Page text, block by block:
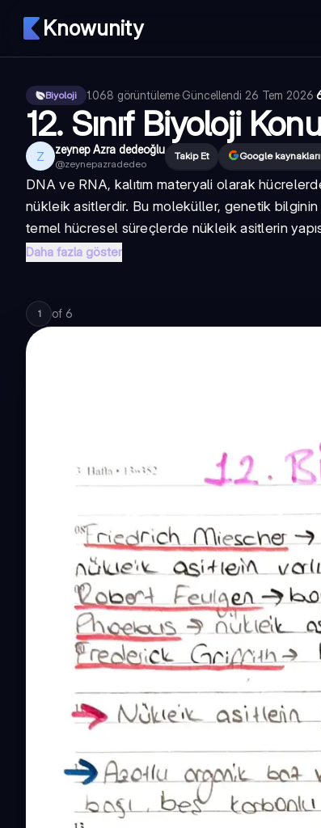
Knowunity
Biyoloji 1.068 görüntüleme·Güncellendi 26 Tem 2026·
12. Sınıf Biyoloji
Z zeynep Azra dedeoğlu
@zeynepazradedeo
Takip Et Google
DNA ve RNA, kalıtım materyali olarak
nükleik asitlerdir. Bu moleküller, genetik bilginin
temel hücresel süreçlerde nükleik asitlerin
Daha fazla göster
1 of 6